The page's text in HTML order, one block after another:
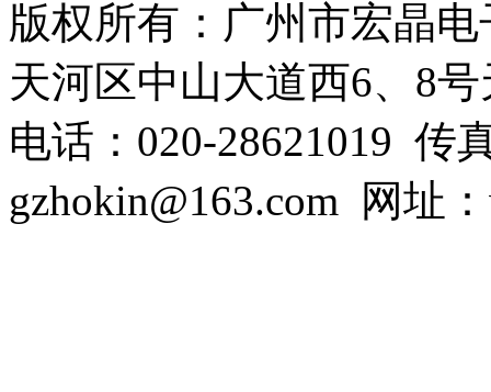
版权所有：广州市宏晶
天河区中山大道西6、8
电话：020-28621019 传
gzhokin@163.com 网址